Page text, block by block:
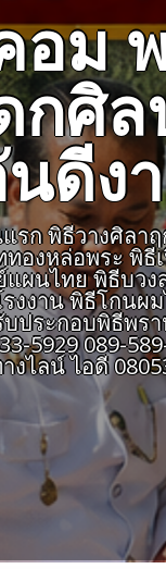
อม
ศิ
ดีง
ก พิธีวางศิล
องหล่อพระ พิ
นไทย พิธีบวง
งงาน พิธีโก
ประกอบพิธี
089-
งไลน์ ไอดี